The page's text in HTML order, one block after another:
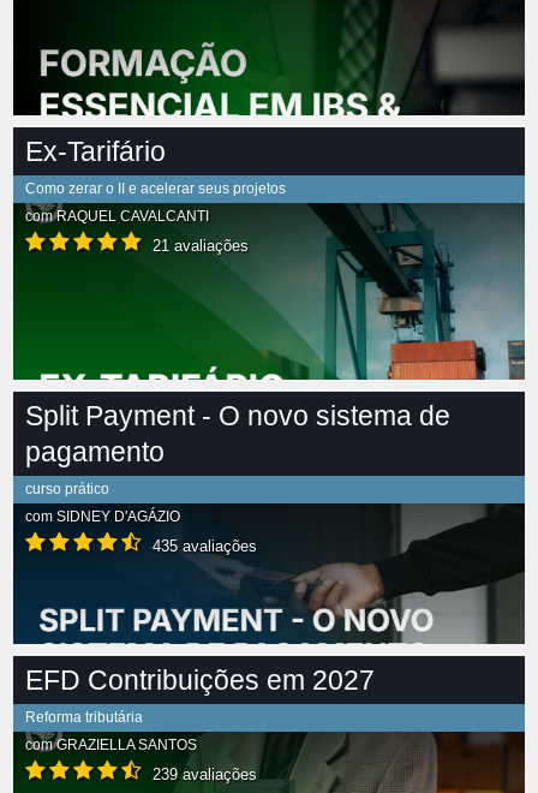
Ex-Tarifário
Como zerar o II e acelerar seus projetos
comRAQUEL CAVALCANTI
21 avaliações
Split Payment - O novo sistema de
pagamento
curso prático
com SIDNEY D'AGÁZIO
435 avaliações
EFD Contribuições em 2027
Reforma tributária
comGRAZIELLA SANTOS
239 avaliações